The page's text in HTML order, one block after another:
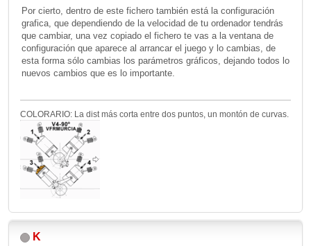
Por cierto, dentro de este fichero también está la configuración
grafica, que dependiendo de la velocidad de tu ordenador tendrás
que cambiar, una vez copiado el fichero te vas a la ventana de
configuración que aparece al arrancar el juego y lo cambias, de
esta forma sólo cambias los parámetros gráficos, dejando todos lo
nuevos cambios que es lo importante.
COLORARIO: La dist más corta entre dos puntos, un montón de curvas.
K